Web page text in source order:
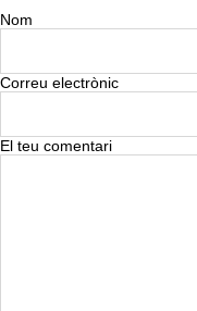
Nom
Correu electrònic
El teu comentari